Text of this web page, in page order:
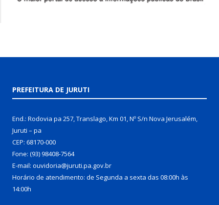
PREFEITURA DE JURUTI
End.: Rodovia pa 257, Translago, Km 01, Nº S/n Nova Jerusalém,
Juruti – pa
CEP: 68170-000
Fone: (93) 98408-7564
E-mail: ouvidoria@juruti.pa.gov.br
Horário de atendimento: de Segunda a sexta das 08:00h às
14:00h